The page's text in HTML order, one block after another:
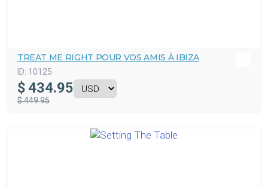
TREAT ME RIGHT POUR VOS AMIS À IBIZA
ID: 10125
$ 434.95
$ 449.95